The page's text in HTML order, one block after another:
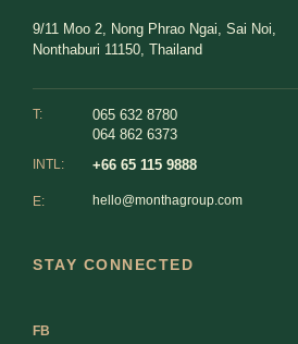
9/11 Moo 2, Nong Phrao Ngai, Sai Noi,
Nonthaburi 11150, Thailand
T:
065 632 8780
064 862 6373
INTL: +66 65 115 9888
E: hello@monthagroup.com
STAY CONNECTED
FB